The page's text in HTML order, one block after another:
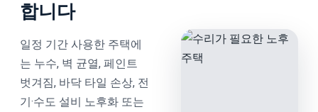
합니다
일정 기간 사용한 주택에
는 누수, 벽 균열, 페인트
벗겨짐, 바닥 타일 손상, 전
기·수도 설비 노후화 또는